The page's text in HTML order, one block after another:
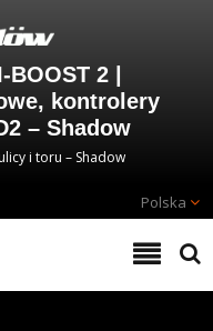
2 |
kontrolery
– Shadow
i toru – Shadow
Polska